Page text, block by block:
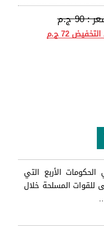
:90 ج.م
التخفيض72 ج.م
الأربع التي
للقوات المسلحة خلال